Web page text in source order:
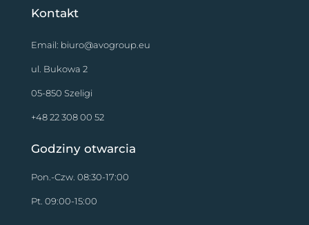
Kontakt
Email: biuro@avogroup.eu
ul. Bukowa 2
05-850 Szeligi
+48 22 308 00 52
Godziny otwarcia
Pon.-Czw. 08:30-17:00
Pt. 09:00-15:00